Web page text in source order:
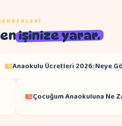
işinize yarar.
Anaokulu Ücretleri 2026: Neye
Çocuğum Anaokuluna Ne